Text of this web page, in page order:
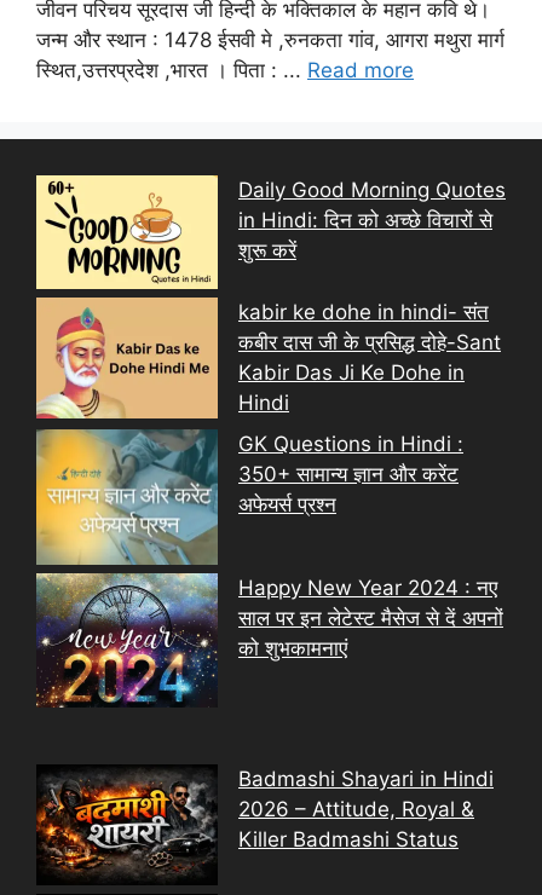
जीवन परिचय सूरदास जी हिन्दी के भक्तिकाल के महान कवि थे।
जन्म और स्थान : 1478 ईसवी मे ,रुनकता गांव, आगरा मथुरा मार्ग
स्थित,उत्तरप्रदेश ,भारत । पिता : ... Read more
Daily Good Morning Quotes
in Hindi: दिन को अच्छे विचारों से
शुरू करें
kabir ke dohe in hindi- संत
कबीर दास जी के प्रसिद्ध दोहे-Sant
Kabir Das Ji Ke Dohe in
Hindi
GK Questions in Hindi :
350+ सामान्य ज्ञान और करेंट
अफेयर्स प्रश्न
Happy New Year 2024 : नए
साल पर इन लेटेस्ट मैसेज से दें अपनों
को शुभकामनाएं
Badmashi Shayari in Hindi
2026 – Attitude, Royal &
Killer Badmashi Status